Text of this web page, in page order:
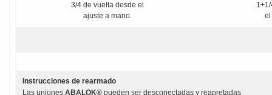
3/4 de vuelta desde el
ajuste a mano.
el
Instrucciones de rearmado
Las uniones ABALOK® pueden ser desconectadas y reapretadas